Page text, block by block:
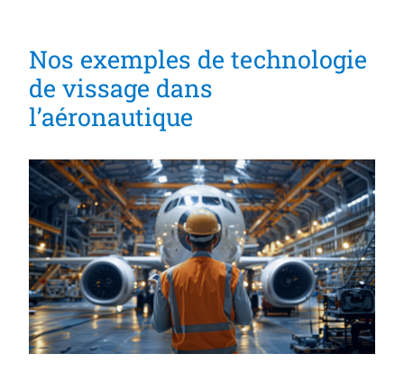
Nos exemples de technologie
de vissage dans
l’aéronautique